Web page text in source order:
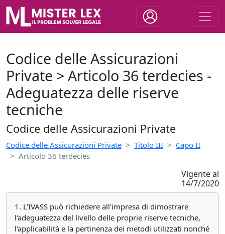
Codice delle Assicurazioni
Private > Articolo 36 terdecies -
Adeguatezza delle riserve
tecniche
Codice delle Assicurazioni Private
Codice delle Assicurazioni Private Titolo III
Capo II
Articolo 36 terdecies
Vigente al
14/7/2020
1. L'IVASS può richiedere all'impresa di dimostrare
l'adeguatezza del livello delle proprie riserve tecniche,
l'applicabilità e la pertinenza dei metodi utilizzati nonché